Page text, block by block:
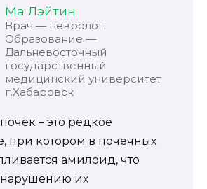
Ма Лэйтин
Врач — невролог.
Образование —
Дальневосточный
государственный
медицинский университет
г.Хабаровск
– это редкое
при котором в почечных
амилоид, что
их